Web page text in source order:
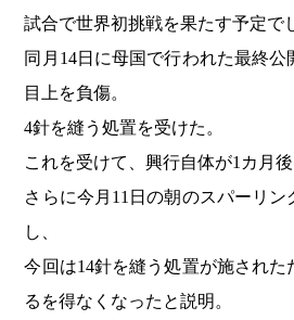
試合で世界初挑戦を果たす予定で
同月14日に母国で行われた最終
目上を負傷。
4針を縫う処置を受けた。
これを受けて、興行自体が1カ月後
さらに今月11日の朝のスパーリ
し、
今回は14針を縫う処置が施され
るを得なくなったと説明。